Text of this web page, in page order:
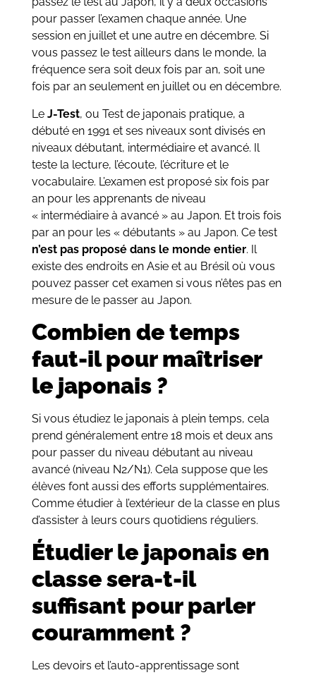
pour passer l’examen chaque année. Une
session en juillet et une autre en décembre. Si
vous passez le test ailleurs dans le monde, la
fréquence sera soit deux fois par an, soit une
fois par an seulement en juillet ou en décembre.
Le J-Test, ou Test de japonais pratique, a
débuté en 1991 et ses niveaux sont divisés en
niveaux débutant, intermédiaire et avancé. Il
teste la lecture, l’écoute, l’écriture et le
vocabulaire. L’examen est proposé six fois par
an pour les apprenants de niveau
« intermédiaire à avancé » au Japon. Et trois fois
par an pour les « débutants » au Japon. Ce test
n’est pas proposé dans le monde entier. Il
existe des endroits en Asie et au Brésil où vous
pouvez passer cet examen si vous n’êtes pas en
mesure de le passer au Japon.
Combien de temps
faut-il pour maîtriser
le japonais ?
Si vous étudiez le japonais à plein temps, cela
prend généralement entre 18 mois et deux ans
pour passer du niveau débutant au niveau
avancé (niveau N2/N1). Cela suppose que les
élèves font aussi des efforts supplémentaires.
Comme étudier à l’extérieur de la classe en plus
d’assister à leurs cours quotidiens réguliers.
Étudier le japonais en
classe sera-t-il
suffisant pour parler
couramment ?
Les devoirs et l’auto-apprentissage sont